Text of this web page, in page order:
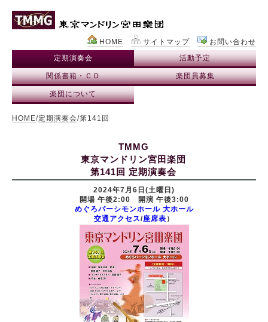
お問い合わせ
サイトマップ
HOME
定期演奏会
活動予定
関係書籍・ＣＤ 楽団員募集
楽団について
HOME/定期演奏会/第141回
TMMG
東京マンドリン宮田楽団
第141回 定期演奏会
2024年7月6日(土曜日)
開場 午後2:00 開演 午後3:00
めぐろパーシモンホール 大ホール
交通アクセス/座席表 ）